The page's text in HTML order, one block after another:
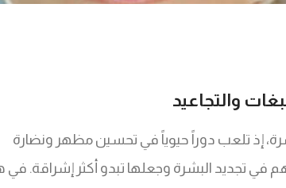
والتجاعيد
إذ تلعب دوراً حيوياً في تحسين مظهر ونضارة
في تجديد البشرة وجعلها تبدو أكثر إشراقة. في